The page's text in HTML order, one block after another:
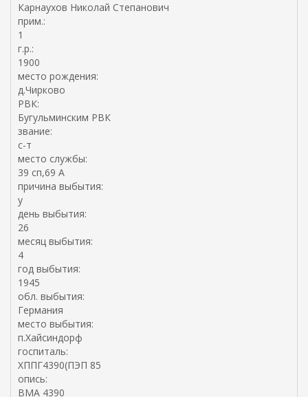
Карнаухов Николай Степанович
прим.:
1
г.р.:
1900
место рождения:
д.Чирково
РВК:
Бугульминским РВК
звание:
с-т
место службы:
39 сп,69 А
причина выбытия:
у
день выбытия:
26
месяц выбытия:
4
год выбытия:
1945
обл. выбытия:
Германия
место выбытия:
п.Хайсиндорф
госпиталь:
ХППГ4390(ПЭП 85
опись:
ВМА 4390